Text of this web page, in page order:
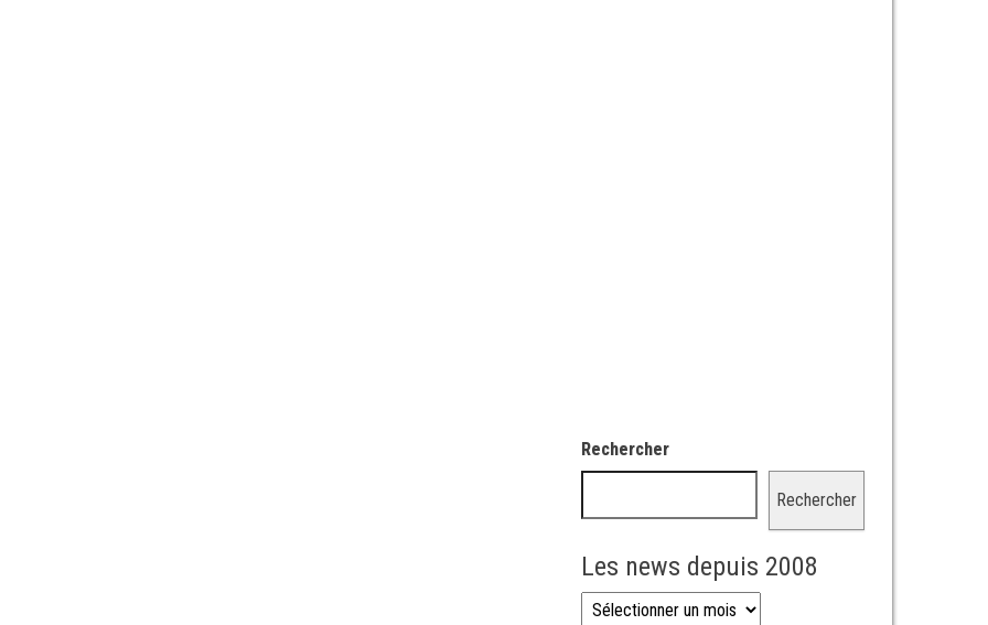
Rechercher
Rechercher
Les news depuis 2008
Les news depuis 2008